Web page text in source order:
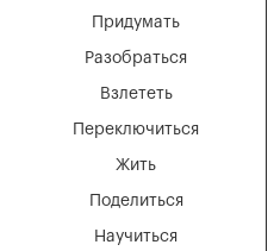
Придумать
Разобраться
Взлететь
Переключиться
Жить
Поделиться
Научиться